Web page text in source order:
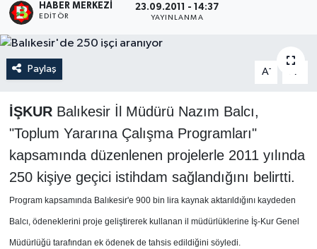
HABER MERKEZI
EDITÖR
23.09.2011 - 14:37
YAYINLANMA
Paylaş A- A
İŞKURBalıkesir İl Müdürü Nazım Balcı,
"Toplum Yararına Çalışma Programları"
kapsamında düzenlenen projelerle 2011 yılında
250 kişiye geçici istihdam sağlandığını belirtti.
Program kapsamında Balıkesir'e 900 bin lira kaynak aktarıldığını kaydeden
Balcı, ödeneklerini proje geliştirerek kullanan il müdürlüklerine İş-Kur Genel
Müdürlüğü tarafından ek ödenek de tahsis edildiğini söyledi.